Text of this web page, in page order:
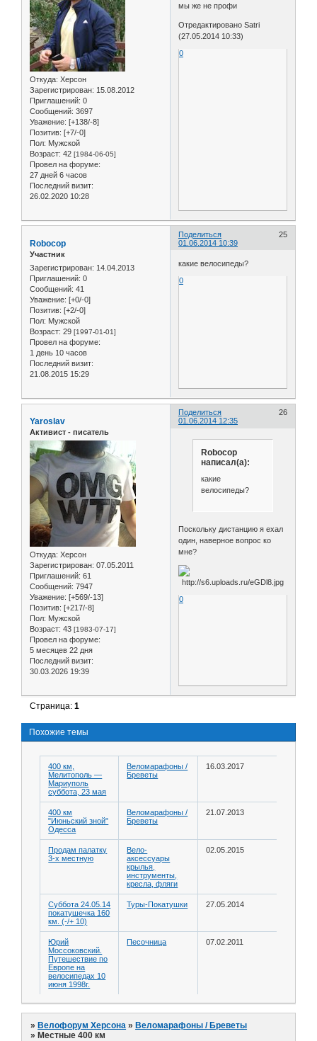
Откуда: Херсон
Зарегистрирован: 15.08.2012
Приглашений: 0
Сообщений: 3697
Уважение: [+138/-8]
Позитив: [+7/-0]
Пол: Мужской
Возраст: 42 [1984-06-05]
Провел на форуме:
27 дней 6 часов
Последний визит:
26.02.2020 10:28
мы же не профи
Отредактировано Satri
(27.05.2014 10:33)
0
Поделиться
25
01.06.2014 10:39
Robocop
Участник
Зарегистрирован: 14.04.2013
Приглашений: 0
Сообщений: 41
Уважение: [+0/-0]
Позитив: [+2/-0]
Пол: Мужской
Возраст: 29 [1997-01-01]
Провел на форуме:
1 день 10 часов
Последний визит:
21.08.2015 15:29
какие велосипеды?
0
Поделиться
26
01.06.2014 12:35
Yaroslav
Активист - писатель
Откуда: Херсон
Зарегистрирован: 07.05.2011
Приглашений: 61
Сообщений: 7947
Уважение: [+569/-13]
Позитив: [+217/-8]
Пол: Мужской
Возраст: 43 [1983-07-17]
Провел на форуме:
5 месяцев 22 дня
Последний визит:
30.03.2026 19:39
Robocop
написал(а):
какие
велосипеды?
Поскольку дистанцию я ехал
один, наверное вопрос ко
мне?
0
Страница:1
Похожие темы
400 км,
Мелитополь —
Мариуполь
суббота, 23 мая
Веломарафоны /
Бреветы
16.03.2017
400 км
"Июньский зной"
Одесса
Веломарафоны /
Бреветы
21.07.2013
Продам палатку
3-х местную
Вело-
аксессуары
крылья,
инструменты,
кресла, фляги
02.05.2015
Суббота 24.05.14
покатушечка 160
км. (-/+ 10)
Туры-Покатушки 27.05.2014
Юрий
Моссоковский.
Путешествие по
Европе на
велосипедах 10
июня 1998г.
Песочница 07.02.2011
»Велофорум Херсона »Веломарафоны / Бреветы
»Местные 400 км